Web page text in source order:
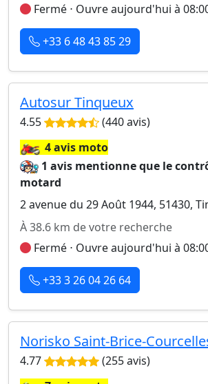
Fermé ⋅ Ouvre aujourd'hui à
+33 6 48 43 85 29
Autosur Tinqueux
4.55 (440 avis)
🏍️4 avis moto
1 avis mentionne que le
motard
2 avenue du 29 Août 1944, 51430,
À 38.6 km de votre recherche
Fermé ⋅ Ouvre aujourd'hui à
+33 3 26 04 26 64
Norisko Saint-Brice-
4.77 (255 avis)